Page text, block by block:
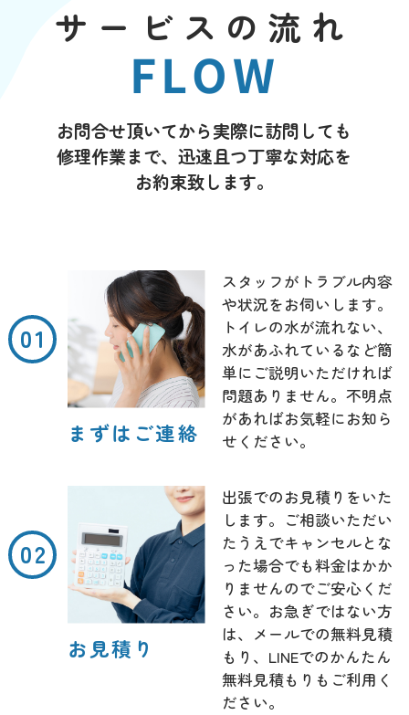
サービスの流れ
FLOW
お問合せ頂いてから実際に訪問しても
修理作業まで、迅速且つ丁寧な対応を
お約束致します。
まずはご連絡
スタッフがトラブル内容
や状況をお伺いします。
トイレの水が流れない、
水があふれているなど簡
単にご説明いただければ
問題ありません。不明点
があればお気軽にお知ら
せください。
お見積り
出張でのお見積りをいた
します。ご相談いただい
たうえでキャンセルとな
った場合でも料金はかか
りませんのでご安心くだ
さい。お急ぎではない方
は、メールでの無料見積
もり、LINEでのかんたん
無料見積もりもご利用く
ださい。